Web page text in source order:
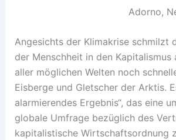
Adorno,
Angesichts der Klimakrise schmilzt
der Menschheit in den Kapitalismus
aller möglichen Welten noch
Eisberge und Gletscher der Arktis.
alarmierendes Ergebnis“, das eine
globale Umfrage bezüglich des
kapitalistische Wirtschaftsordnung